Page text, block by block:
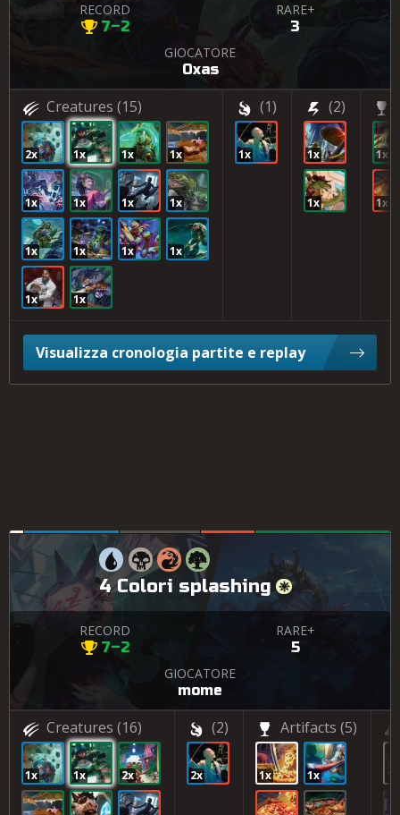
RECORD
7–2
RARE+
3
GIOCATORE
Oxas
Creatures (15)
2x 1x 1x 1x
1x 1x 1x 1x
1x 1x 1x 1x
1x 1x
(1)
1x
(2)
1x
1x
1x
1x
Visualizza cronologia partite e replay
4 Colori splashing
RECORD
7–2
RARE+
5
GIOCATORE
mome
Creatures (16)
1x 1x 2x
(2)
2x
Artifacts (5)
1x 1x 1x